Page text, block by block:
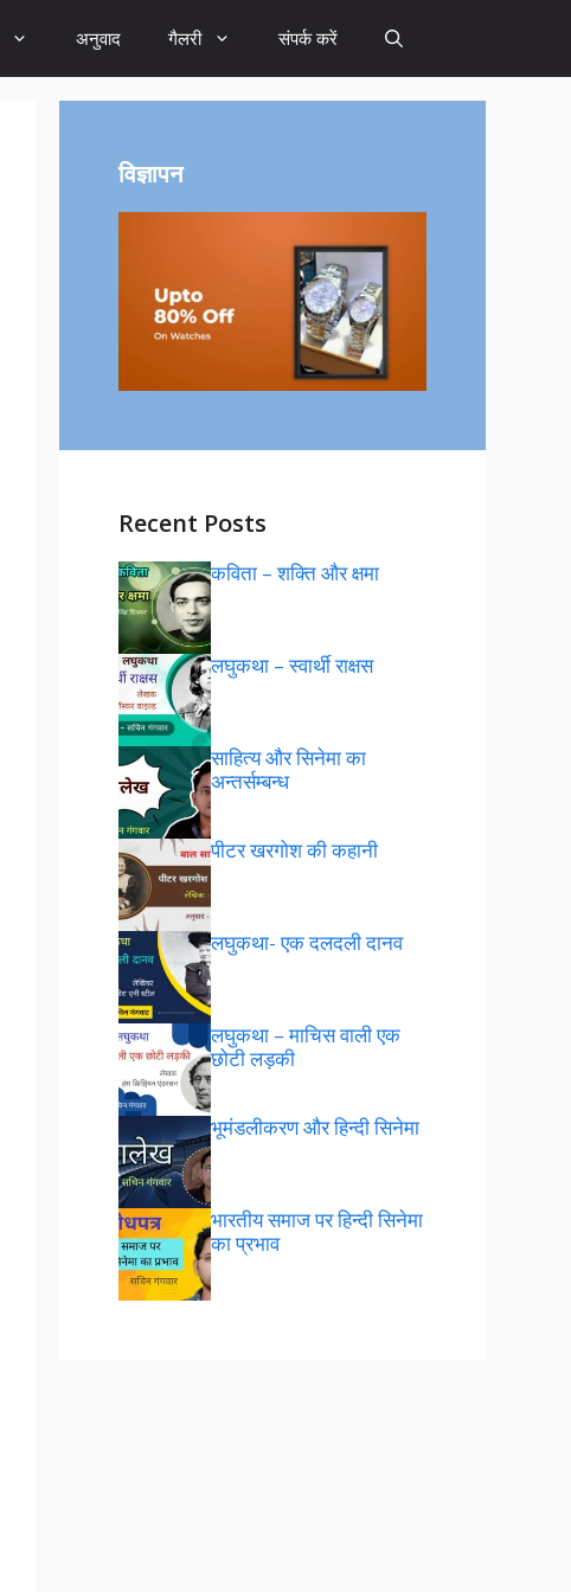
अनुवाद गैलरी संपर्क करें
विज्ञापन
Recent Posts
कविता – शक्ति और क्षमा
लघुकथा – स्वार्थी राक्षस
साहित्य और सिनेमा का
अन्तर्सम्बन्ध
पीटर खरगोश की कहानी
लघुकथा- एक दलदली दानव
लघुकथा – माचिस वाली एक
छोटी लड़की
भूमंडलीकरण और हिन्दी सिनेमा
भारतीय समाज पर हिन्दी सिनेमा
का प्रभाव